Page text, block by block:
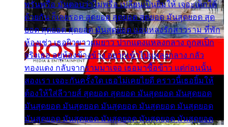
พรั่นพรือ มันตอบว่าไม่พรื่อ เปลี่ยนเป็นยิ้มให้ เจอะเด็กใต้
ด้วยกัน ก็เลยรอด สุดยอด สุดยอด สุดยอด มันสุดยอด สุด
ยอด สุดยอด สุดยอด มันสุดยอด แอบหลงรักสาวราม ที่พัก
ห้องเช่า เธอผิวขาวผมยาว ปากแดงแหลงกลาง ถูกสเป็ก
จริงเธอ อยู่ห้องข้างข้าง อยากเข้าไปแหลงกลาง กลัว
ทองแดง กลับจากรามมาเจอ เธอมาซื้อข้าว แต่ก่อนนั้น
สองเรา เจอะกันครั้งใด เธอไม่เคยไยดี คราวนี้เธอยิ้มให้
ต้องให้ใส่ลีวายส์ สุดยอด สุดยอด มันสุดยอด มันสุดยอด
มันสุดยอด มันสุดยอด มันสุดยอด มันสุดยอด มันสุดยอด
มันสุดยอด มันสุดยอด มันสุดยอด มันสุดยอด มันสุดยอด